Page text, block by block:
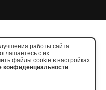
защищены.
организацией в России
работы сайта.
с их
файлы cookie в настройках
конфиденциальности.